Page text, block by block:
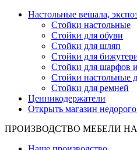
Настольные вешала,
Стойки настольные
Стойки для обуви
Стойки для шляп
Стойки для
Стойки для шарфов
Стойки настольные
Стойки для ремней
Ценникодержатели
Открыть магазин
ПРОИЗВОДСТВО МЕБЕЛИ